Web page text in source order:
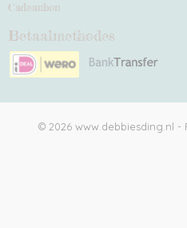
Cadeaubon
Betaalmethodes
© 2026 www.debbiesding.nl